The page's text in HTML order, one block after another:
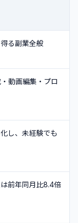
る副業全般
動画編集・プロ
し、未経験でも
前年同月比8.4倍